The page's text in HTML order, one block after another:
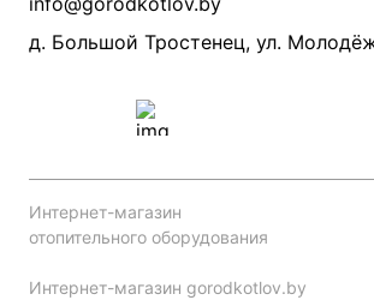
Проект систем отопления
д. Большой Тростенец, ул.
Интернет-магазин
отопительного оборудования
Интернет-магазин gorodkotlov.by